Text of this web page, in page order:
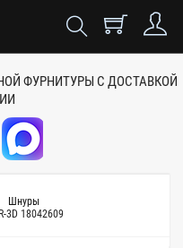
ФУРНИТУРЫ С ДОСТАВКОЙ
Шнуры
3D 18042609